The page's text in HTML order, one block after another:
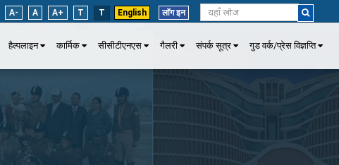
A- A A+ T T English लॉग इन
हैल्पलाइन कार्मिक सीसीटीएनएस गैलरी संपर्क सूत्र गुड वर्क/प्रेस विज्ञप्ति